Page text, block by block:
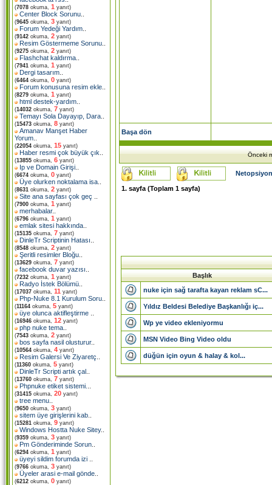
(7078 okuma, 1 yanıt)
Center Block Sorunu
(9645 okuma, 3 yanıt)
Forum Yedeği Yardım
(9142 okuma, 2 yanıt)
Resim Göstermeme Sorunu
(9275 okuma, 2 yanıt)
Flashchat kaldırma
(7941 okuma, 1 yanıt)
Dergi tasarım
(6464 okuma, 0 yanıt)
Forum konusuna resim ekle
(8279 okuma, 1 yanıt)
html destek-yardım
(14032 okuma, 7 yanıt)
Temayı Sola Dayayıp, Dara
(15473 okuma, 8 yanıt)
Amanav Manşet Haber
Yorum
(22054 okuma, 15 yanıt)
Haber resmi çok büyük çık
(13855 okuma, 6 yanıt)
Ip ve Domain Girişi
(6674 okuma, 0 yanıt)
Üye olurken noktalama isa
(8631 okuma, 2 yanıt)
Site ana sayfası çok geç
(7900 okuma, 1 yanıt)
merhabalar..
(6796 okuma, 1 yanıt)
emlak sitesi hakkında
(15135 okuma, 7 yanıt)
DinleTr Scriptinin Hatası
(8548 okuma, 2 yanıt)
Şeritli resimler Bloğu
(13629 okuma, 7 yanıt)
facebook duvar yazısı
(7232 okuma, 1 yanıt)
Radyo İstek Bölümü
(17037 okuma, 11 yanıt)
Php-Nuke 8.1 Kurulum Soru
(11164 okuma, 5 yanıt)
üye olunca aktifleştirme
(16946 okuma, 12 yanıt)
php nuke tema
(7543 okuma, 2 yanıt)
bos sayfa nasil olusturur..
(10564 okuma, 4 yanıt)
Resim Galersi Ve Ziyaretç
(11360 okuma, 5 yanıt)
DinleTr Scripti artık çal
(13760 okuma, 7 yanıt)
Phpnuke etiket sistemi.
(31415 okuma, 20 yanıt)
tree menu
(9650 okuma, 3 yanıt)
sitem üye girişlerini kab
(15281 okuma, 9 yanıt)
Windows Hostta Nuke Sitey..
(9359 okuma, 3 yanıt)
Pm Gönderiminde Sorun
(6294 okuma, 1 yanıt)
üyeyi sildim forumda izi
(9766 okuma, 3 yanıt)
Üyeler arasi e-mail gönde
(6212 okuma, 0 yanıt)
Başa dön
Önceki
1. sayfa (Toplam 1 sayfa)
Başlık
nuke için sağ tarafta kayan reklam sC...
Yıldız Beldesi Belediye Başkanlığı iç...
Wp ye video ekleniyormu
MSN Video Bing Video oldu
düğün için oyun & halay & kol...